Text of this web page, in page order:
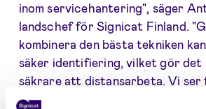
inom servicehantering", säger
landschef för Signicat Finland.
kombinera den bästa tekniken
säker identifiering, vilket gör
säkrare att distansarbeta. Vi
få tillhandahålla ett säkrare och